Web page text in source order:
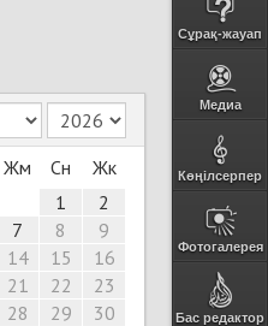
Сұрақ-жауап
Медиа
Көңілсерпер
Фотогалерея
Бас редактор
Жм Сн
Жк
1
2
7 8
9
14 15
16
21 22
23
28 29
30